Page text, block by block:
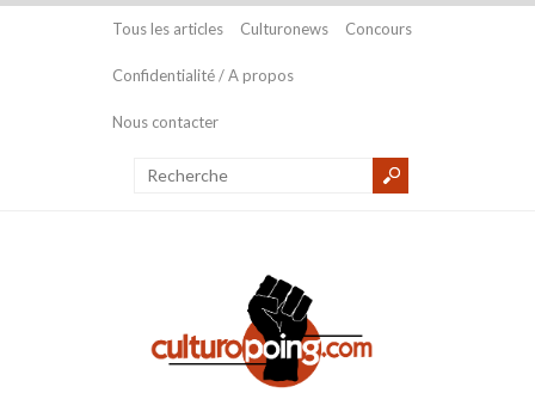
Tous les articles Culturonews Concours
Confidentialité / A propos
Nous contacter